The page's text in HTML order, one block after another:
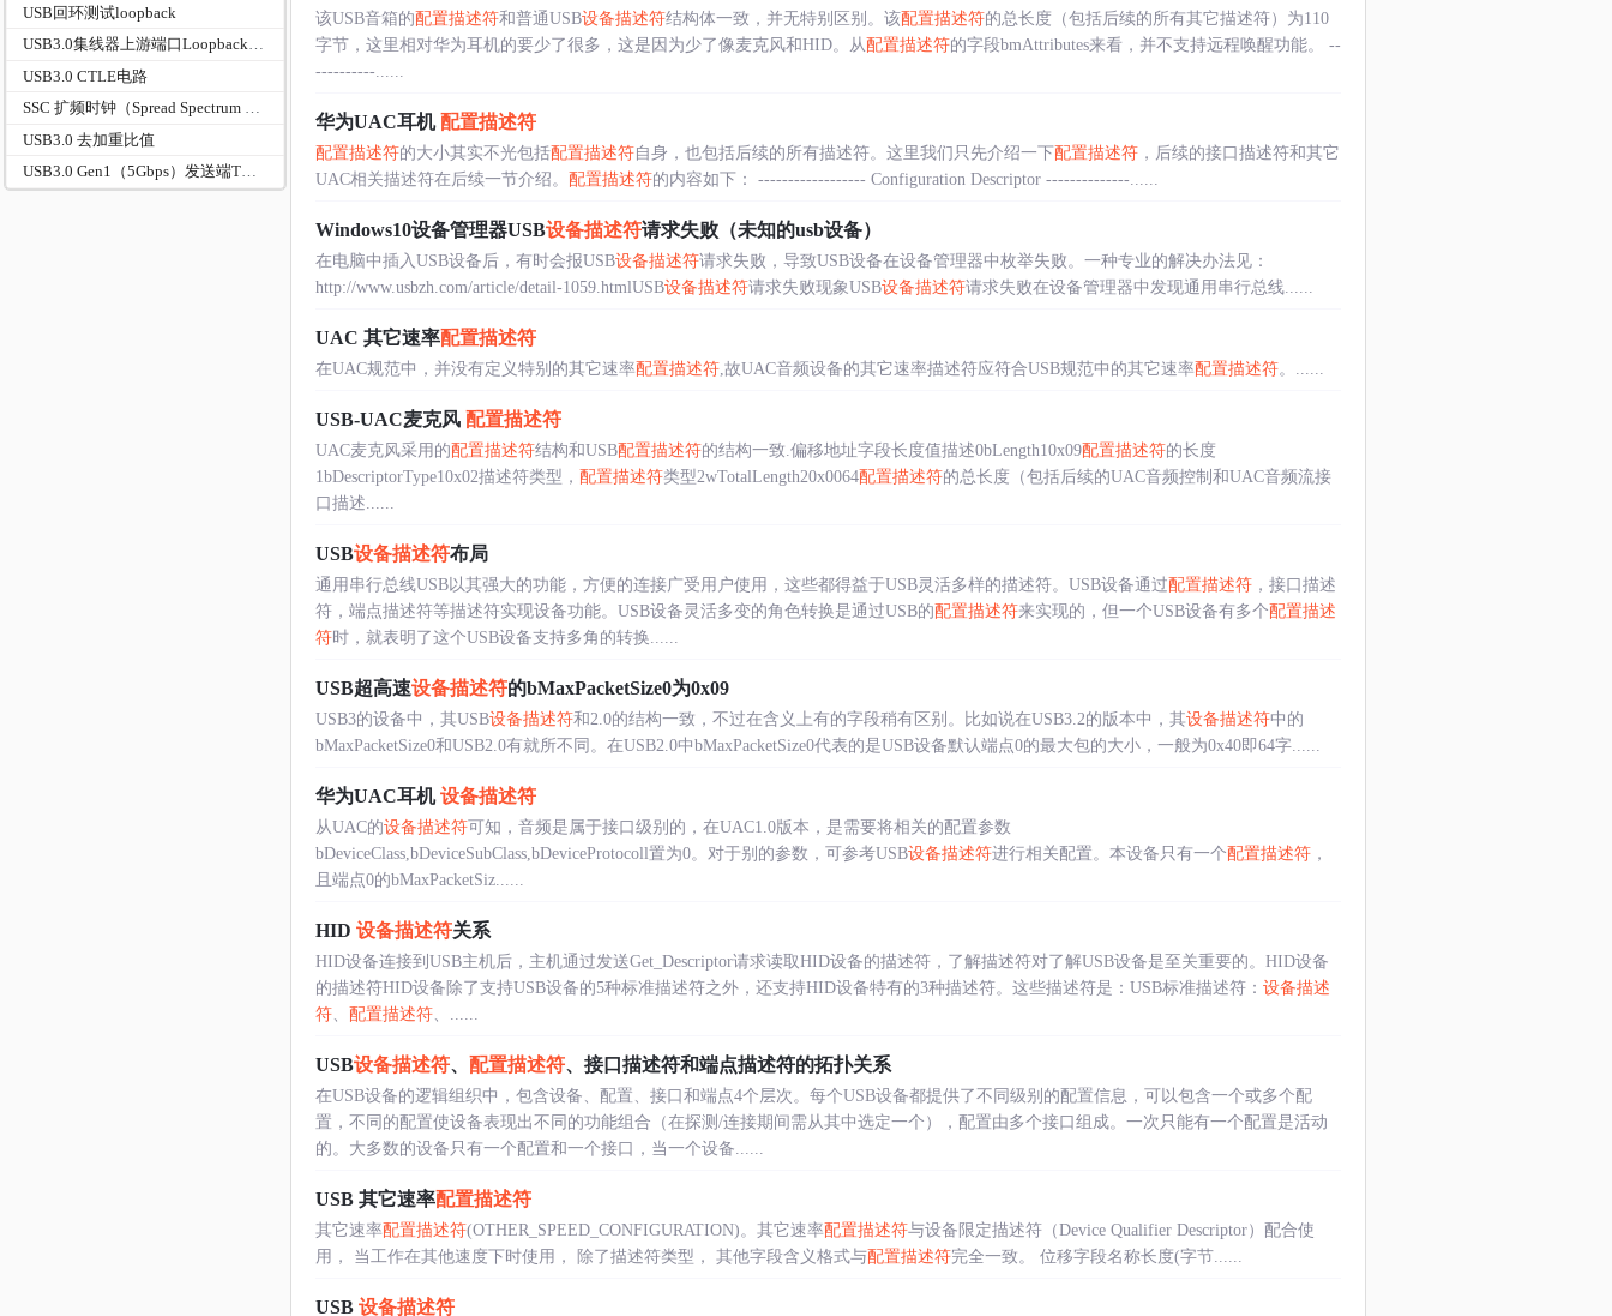
USB回环测试loopback
USB3.0集线器上游端口Loopback回环测试方案（USBIF一致性认证版）
USB3.0 CTLE电路
SSC 扩频时钟（Spread Spectrum Clocking）
USB3.0 去加重比值
USB3.0 Gen1（5Gbps）发送端TX全套电气参数对照表（USB‑IF官方规范，TP1测试点）
该USB音箱的配置描述符和普通USB设备描述符结构体一致，并无特别区别。该配置描述符的总长度（包括后续的所有其它描述符）为110
字节，这里相对华为耳机的要少了很多，这是因为少了像麦克风和HID。从配置描述符的字段bmAttributes来看，并不支持远程唤醒功能。 --
----------......
华为UAC耳机配置描述符
配置描述符的大小其实不光包括配置描述符自身，也包括后续的所有描述符。这里我们只先介绍一下配置描述符，后续的接口描述符和其它
UAC相关描述符在后续一节介绍。 配置描述符的内容如下： ------------------ Configuration Descriptor --------------......
Windows10设备管理器USB设备描述符请求失败（未知的usb设备）
在电脑中插入USB设备后，有时会报USB设备描述符请求失败，导致USB设备在设备管理器中枚举失败。一种专业的解决办法见：
http://www.usbzh.com/article/detail-1059.htmlUSB设备描述符请求失败现象USB设备描述符请求失败在设备管理器中发现通用串行总线......
UAC 其它速率配置描述符
在UAC规范中，并没有定义特别的其它速率配置描述符,故UAC音频设备的其它速率描述符应符合USB规范中的其它速率配置描述符。......
USB-UAC麦克风 配置描述符
UAC麦克风采用的配置描述符结构和USB配置描述符的结构一致.偏移地址字段长度值描述0bLength10x09配置描述符的长度
1bDescriptorType10x02描述符类型， 配置描述符类型2wTotalLength20x0064配置描述符的总长度（包括后续的UAC音频控制和UAC音频流接
口描述......
USB设备描述符布局
通用串行总线USB以其强大的功能，方便的连接广受用户使用，这些都得益于USB灵活多样的描述符。USB设备通过配置描述符，接口描述
符，端点描述符等描述符实现设备功能。USB设备灵活多变的角色转换是通过USB的配置描述符来实现的，但一个USB设备有多个配置描述
符时，就表明了这个USB设备支持多角的转换......
USB超高速设备描述符的bMaxPacketSize0为0x09
USB3的设备中，其USB设备描述符和2.0的结构一致，不过在含义上有的字段稍有区别。比如说在USB3.2的版本中，其设备描述符中的
bMaxPacketSize0和USB2.0有就所不同。在USB2.0中bMaxPacketSize0代表的是USB设备默认端点0的最大包的大小，一般为0x40即64字......
华为UAC耳机设备描述符
从UAC的设备描述符可知，音频是属于接口级别的，在UAC1.0版本，是需要将相关的配置参数
bDeviceClass,bDeviceSubClass,bDeviceProtocoll置为0。对于别的参数，可参考USB设备描述符进行相关配置。本设备只有一个配置描述符，
且端点0的bMaxPacketSiz......
HID 设备描述符关系
HID设备连接到USB主机后，主机通过发送Get_Descriptor请求读取HID设备的描述符，了解描述符对了解USB设备是至关重要的。HID设备
的描述符HID设备除了支持USB设备的5种标准描述符之外，还支持HID设备特有的3种描述符。这些描述符是：USB标准描述符： 设备描述
符、 配置描述符、......
USB设备描述符、 配置描述符、接口描述符和端点描述符的拓扑关系
在USB设备的逻辑组织中，包含设备、配置、接口和端点4个层次。每个USB设备都提供了不同级别的配置信息，可以包含一个或多个配
置，不同的配置使设备表现出不同的功能组合（在探测/连接期间需从其中选定一个），配置由多个接口组成。一次只能有一个配置是活动
的。大多数的设备只有一个配置和一个接口，当一个设备......
USB 其它速率配置描述符
其它速率配置描述符(OTHER_SPEED_CONFIGURATION)。其它速率配置描述符与设备限定描述符（Device Qualifier Descriptor）配合使
用， 当工作在其他速度下时使用， 除了描述符类型， 其他字段含义格式与配置描述符完全一致。 位移字段名称长度(字节......
USB 设备描述符